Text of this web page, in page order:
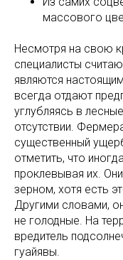
массового
Несмотря на свою
специалисты
являются
всегда отдают
углубляясь в
отсутствии.
существенный
отметить, что
проклевывая их.
зерном, хотя есть
Другими словами,
не голодные. На
вредитель
гуайявы.